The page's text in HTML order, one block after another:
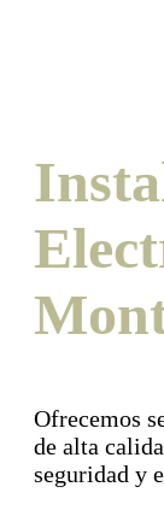
Ofrecemos
de alta
seguridad y